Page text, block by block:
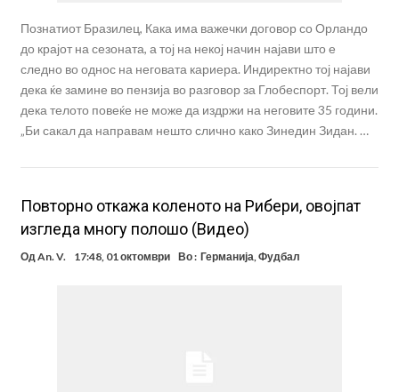
Познатиот Бразилец, Кака има важечки договор со Орландо
до крајот на сезоната, а тој на некој начин најави што е
следно во однос на неговата кариера. Индиректно тој најави
дека ќе замине во пензија во разговор за Глобеспорт. Тој вели
дека телото повеќе не може да издржи на неговите 35 години.
„Би сакал да направам нешто слично како Зинедин Зидан. …
Повторно откажа коленото на Рибери, овојпат
изгледа многу полошо (Видео)
ОдAn. V. 17:48, 01 октомври Во : Германија,Фудбал